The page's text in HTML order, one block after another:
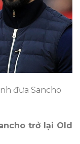
đưa Sancho
trở lại Old